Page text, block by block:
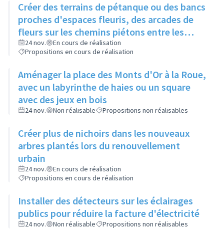
Créer des terrains de pétanque ou des bancs
proches d'espaces fleuris, des arcades de
fleurs sur les chemins piétons entre les
immeubles
24 nov.
En cours de réalisation
Propositions en cours de réalisation
Aménager la place des Monts d'Or à la Roue,
avec un labyrinthe de haies ou un square
avec des jeux en bois
24 nov. Non réalisable Propositions non réalisables
Créer plus de nichoirs dans les nouveaux
arbres plantés lors du renouvellement
urbain
24 nov.
En cours de réalisation
Propositions en cours de réalisation
Installer des détecteurs sur les éclairages
publics pour réduire la facture d'électricité
24 nov. Non réalisable Propositions non réalisables